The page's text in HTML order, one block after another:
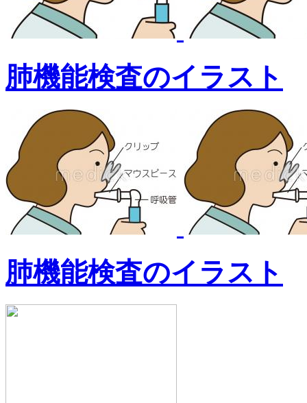
肺機能検査のイラスト
肺機能検査のイラスト